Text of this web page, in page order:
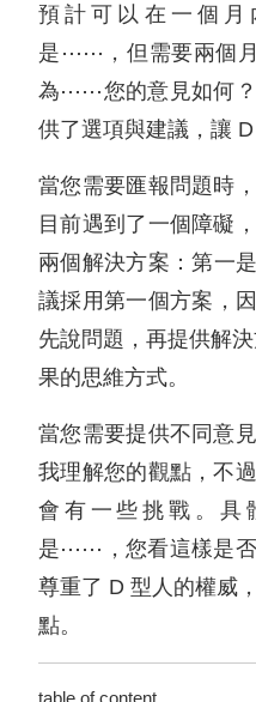
預計可以在一個月
是⋯⋯，但需要兩個
為⋯⋯您的意見如何？
供了選項與建議，讓
當您需要匯報問題時
目前遇到了一個障礙
兩個解決方案：第
議採用第一個方案，
先說問題，再提供解
果的思維方式。
當您需要提供不同意
我理解您的觀點，不
會有一些挑戰。
是⋯⋯，您看這樣是否
尊重了 D 型人的權威
點。
table of content